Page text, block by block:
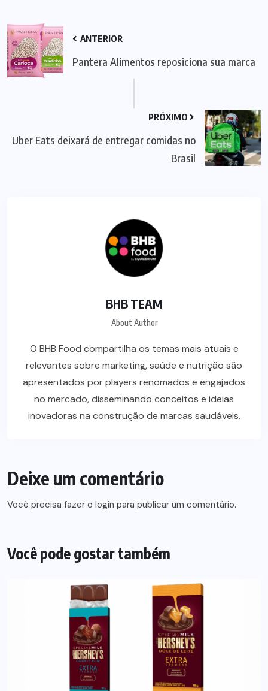
ANTERIOR
Pantera Alimentos reposiciona sua marca
PRÓXIMO
Uber Eats deixará de entregar comidas no
Brasil
BHB TEAM
About Author
O BHB Food compartilha os temas mais atuais e
relevantes sobre marketing, saúde e nutrição são
apresentados por players renomados e engajados
no mercado, disseminando conceitos e ideias
inovadoras na construção de marcas saudáveis.
Deixe um comentário
Você precisa fazer o login para publicar um comentário.
Você pode gostar também